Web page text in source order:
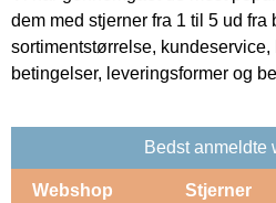
dem med stjerner fra 1 til 5 ud fra
sortimentstørrelse,
betingelser, leveringsformer og
Bedst anmeldte
Webshop Stjerner